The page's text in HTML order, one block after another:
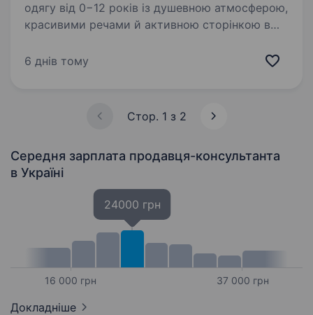
одягу від 0−12 років із душевною атмосферою,
красивими речами й активною сторінкою в
ще одного магазину шукаємо в свою команду
6 днів тому
Стор. 1 з 2
Середня зарплата продавця-консультанта
в Україні
16 000 грн
24000 грн
37 000 грн
Докладніше